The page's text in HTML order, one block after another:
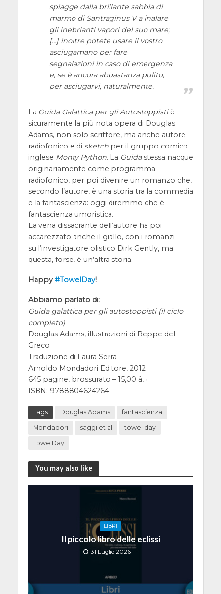
spiagge dalla brillante sabbia di
marmo di Santraginus V a inalare
gli inebrianti vapori del suo mare;
[…] inoltre potete usare il vostro
asciugamano per fare
segnalazioni in caso di emergenza
e, se è ancora abbastanza pulito,
per asciugarvi, naturalmente.
La Guida Galattica per gli Autostoppistiè
sicuramente la più nota opera di Douglas
Adams, non solo scrittore, ma anche autore
radiofonico e di sketchper il gruppo comico
inglese Monty Python. La Guidastessa nacque
originariamente come programma
radiofonico, per poi divenire un romanzo che,
secondo l’autore, è una storia tra la commedia
e la fantascienza: oggi diremmo che è
fantascienza umoristica.
La vena dissacrante dell’autore ha poi
accarezzato anche il giallo, con i romanzi
sull’investigatore olistico Dirk Gently, ma
questa, forse, è un’altra storia.
Happy#TowelDay!
Abbiamo parlato di:
Guida galattica per gli autostoppisti (il ciclo
completo)
Douglas Adams, illustrazioni di Beppe del
Greco
Traduzione di Laura Serra
Arnoldo Mondadori Editore, 2012
645 pagine, brossurato – 15,00 â‚¬
ISBN: 9788804624264
Tags Douglas Adams fantascienza
Mondadori saggi et al towel day
TowelDay
You may also like
LIBRI
Il piccolo libro delle eclissi
31 Luglio 2026